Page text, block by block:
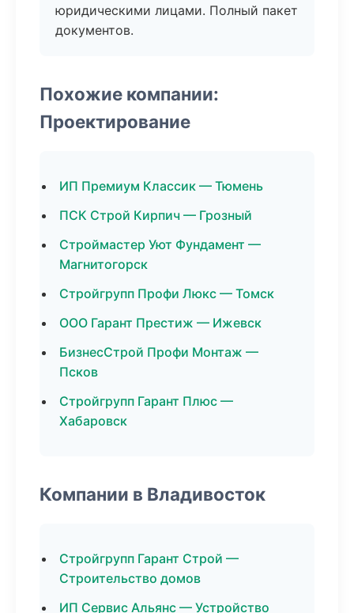
юридическими лицами. Полный пакет
документов.
Похожие компании:
Проектирование
ИП Премиум Классик — Тюмень
ПСК Строй Кирпич — Грозный
Строймастер Уют Фундамент —
Магнитогорск
Стройгрупп Профи Люкс — Томск
ООО Гарант Престиж — Ижевск
БизнесСтрой Профи Монтаж —
Псков
Стройгрупп Гарант Плюс —
Хабаровск
Компании в Владивосток
Стройгрупп Гарант Строй —
Строительство домов
ИП Сервис Альянс — Устройство